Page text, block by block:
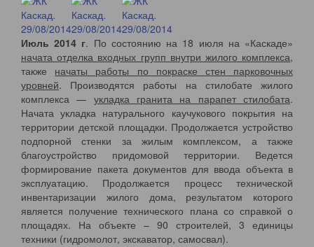
Июль 2014 г. По состоянию на 18 июля на «Каскаде»
начата отделка входных групп внутри жилого комплекса,
также начаты работы по покраске стен парковочных
уровней. Производятся работы на стилобате жилого
комплекса — укладка гранита на парапет стилобата.
Начата укладка натурального каучукового покрытия на
территории детской площадки. Продолжается устройство
подпорной стенки за жилым комплексом, а также
благоустройство придомовой территории. Ведется
формирование пакета документов для ввода объекта в
эксплуатацию. Продолжается процесс технической
инвентаризации жилого дома, результатом которого
является получение технического плана со справкой о
площадях. На объекте – 90 строителей, 3 единицы
техники (гидромолот, экскаватор, самосвал).